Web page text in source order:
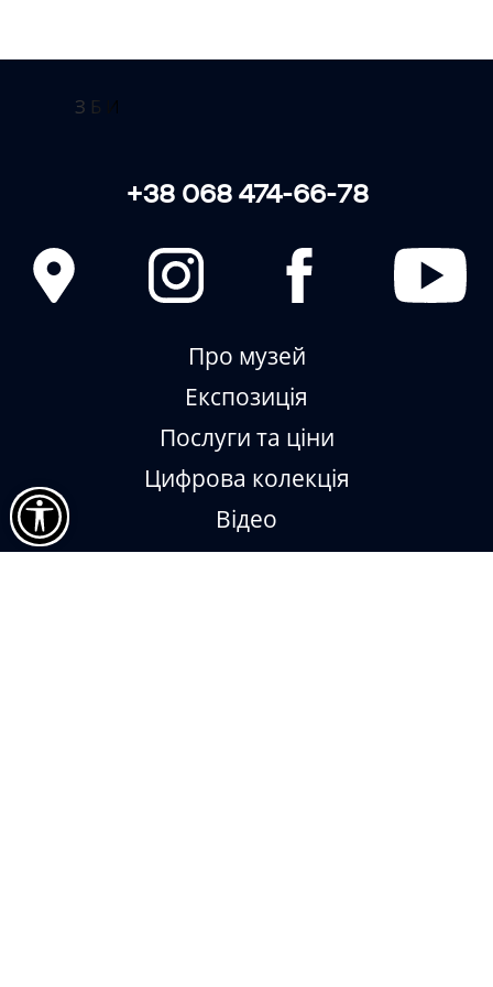
ЗБИРАЄМО • ЗБЕРІГАЄМО •
+38 068 474-66-78
Про музей
Експозиція
Послуги та ціни
Цифрова колекція
Відео
Контакти